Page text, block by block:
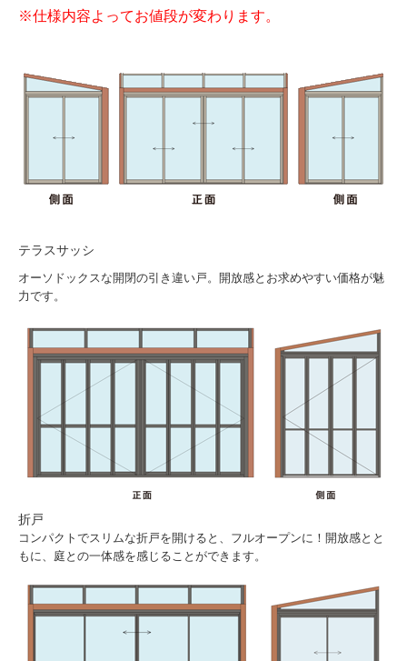
※仕様内容よってお値段が変わります。
テラスサッシ
オーソドックスな開閉の引き違い戸。開放感とお求めやすい価格が魅
力です。
折戸
コンパクトでスリムな折戸を開けると、フルオープンに！開放感とと
もに、庭との一体感を感じることができます。